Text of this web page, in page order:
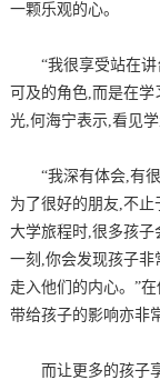
一颗乐观的心。
“我很享受站在
可及的角色,而是在
光,何海宁表示,看见
“我深有体会,有
为了很好的朋友,不
大学旅程时,很多孩子
一刻,你会发现孩子非
走入他们的内心。”
带给孩子的影响亦非
而让更多的孩子